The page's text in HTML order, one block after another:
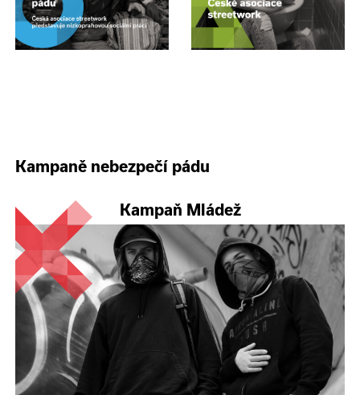
Kampaně nebezpečí pádu
Kampaň Mládež